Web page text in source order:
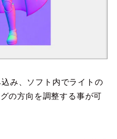
み、ソフト内でライトの
の方向を調整する事が可